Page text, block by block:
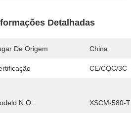
Detalhadas
De Origem China
CE/CQC/3C
N.O.: XSCM-580-T